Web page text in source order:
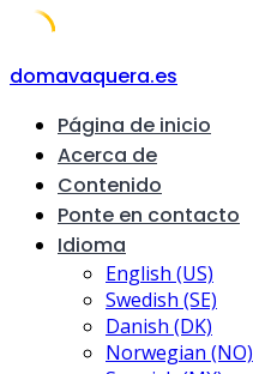
Skip
content
domavaquera.es
Página de inicio
Acerca de
Contenido
Ponte en contacto
Idioma
English (US)
Swedish (SE)
Danish (DK)
Norwegian (NO)